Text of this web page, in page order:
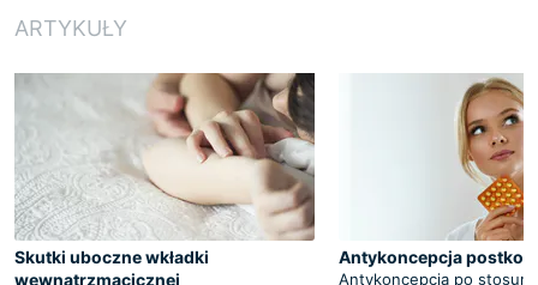
ARTYKUŁY
Skutki uboczne wkładki
wewnątrzmacicznej
Antykoncepcja
Antykoncepcja po